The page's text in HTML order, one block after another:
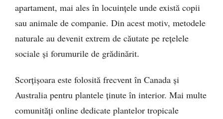
apartament, mai ales în locuințele unde există copii
sau animale de companie. Din acest motiv, metodele
naturale au devenit extrem de căutate pe rețelele
sociale și forumurile de grădinărit.
Scorțișoara este folosită frecvent în Canada și
Australia pentru plantele ținute în interior. Mai multe
comunități online dedicate plantelor tropicale